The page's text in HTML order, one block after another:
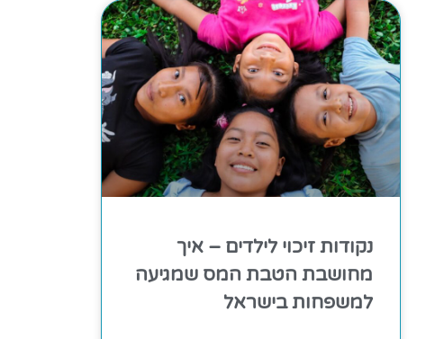
נקודות זיכוי לילדים – איך
מחושבת הטבת המס שמגיעה
למשפחות בישראל